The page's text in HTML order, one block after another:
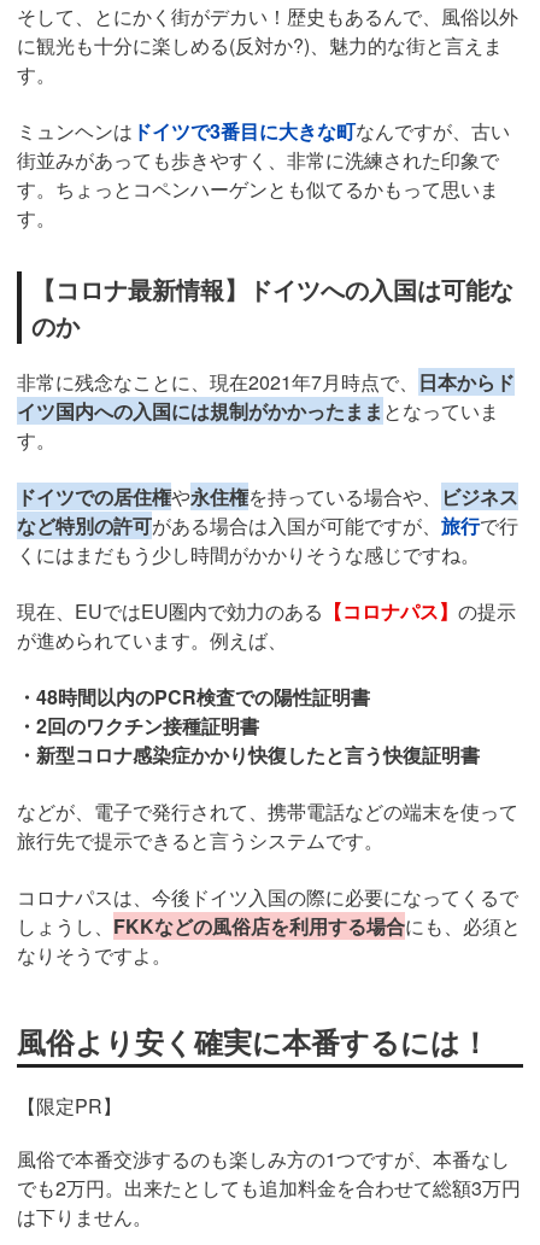
そして、とにかく街がデカい！歴史もあるんで、風俗以外
に観光も十分に楽しめる(反対か?)、魅力的な街と言えま
す。
ミュンヘンは ドイツで3番目に大きな町なんですが、古い
街並みがあっても歩きやすく、非常に洗練された印象で
す。ちょっとコペンハーゲンとも似てるかもって思いま
す。
【コロナ最新情報】ドイツへの入国は可能な
のか
非常に残念なことに、現在2021年7月時点で、 日本からド
イツ国内への入国には規制がかかったままとなっていま
す。
ドイツでの居住権や永住権を持っている場合や、
ビジネス
など特別の許可がある場合は入国が可能ですが、 旅行で行
くにはまだもう少し時間がかかりそうな感じですね。
現在、EUではEU圏内で効力のある 【コロナパス】 の提示
が進められています。例えば、
・48時間以内のPCR検査での陽性証明書
・2回のワクチン接種証明書
・新型コロナ感染症かかり快復したと言う快復証明書
などが、電子で発行されて、携帯電話などの端末を使って
旅行先で提示できると言うシステムです。
コロナパスは、今後ドイツ入国の際に必要になってくるで
しょうし、 FKKなどの風俗店を利用する場合にも、必須と
なりそうですよ。
風俗より安く確実に本番するには！
【限定PR】
風俗で本番交渉するのも楽しみ方の1つですが、本番なし
でも2万円。出来たとしても追加料金を合わせて総額3万円
は下りません。